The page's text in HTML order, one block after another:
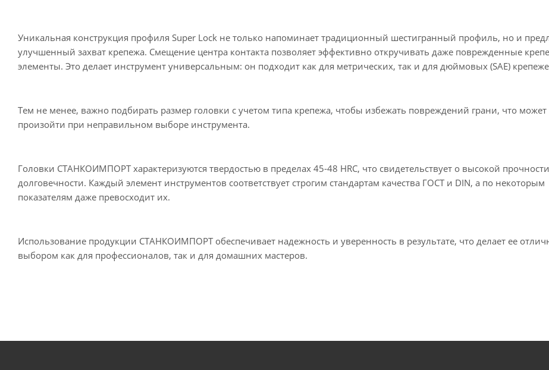
Уникальная конструкция профиля Super Lock не только напоминает традиционный шестигранный профиль, но и
улучшенный захват крепежа. Смещение центра контакта позволяет эффективно откручивать даже поврежденные
элементы. Это делает инструмент универсальным: он подходит как для метрических, так и для дюймовых (SAE)
Тем не менее, важно подбирать размер головки с учетом типа крепежа, чтобы избежать повреждений грани, что может
произойти при неправильном выборе инструмента.
Головки СТАНКОИМПОРТ характеризуются твердостью в пределах 45-48 HRC, что свидетельствует о высокой
долговечности. Каждый элемент инструментов соответствует строгим стандартам качества ГОСТ и DIN, а по некоторым
показателям даже превосходит их.
Использование продукции СТАНКОИМПОРТ обеспечивает надежность и уверенность в результате, что делает ее
выбором как для профессионалов, так и для домашних мастеров.